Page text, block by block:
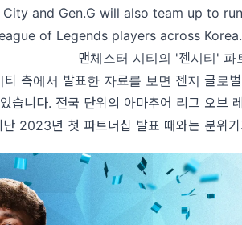
City and Gen.G will also team up to
of Legends players across Korea.
맨체스터 시티의 '젠시티' 파
측에서 발표한 자료를 보면 젠지 글로
습니다. 전국 단위의 아마추어 리그 오브
난 2023년 첫 파트너십 발표 때와는 분위